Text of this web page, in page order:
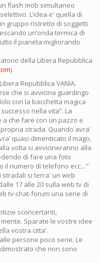
flash mob simultaneo
L’idea e' quella di
gruppo ristretto di soggetti
un’onda termica di
il pianeta migliorando
della Libera Repubblica
).
Repubblica VANIA.
che si avvicina guardingo
con la bacchetta magica
nella vita”. La
a che fare con un pazzo e
strada. Quando avra’
quasi dimenticato il mago,
volta si avvicineranno alla
di fare una foto
il numero di telefono ecc…”
stradali si terra' un web
17 alle 20 sulla web tv di
tv-chat-forum una serie di
sconcertanti,
Sparate le vostre idee
vostra citta'.
persone poco serie. Le
che non sono